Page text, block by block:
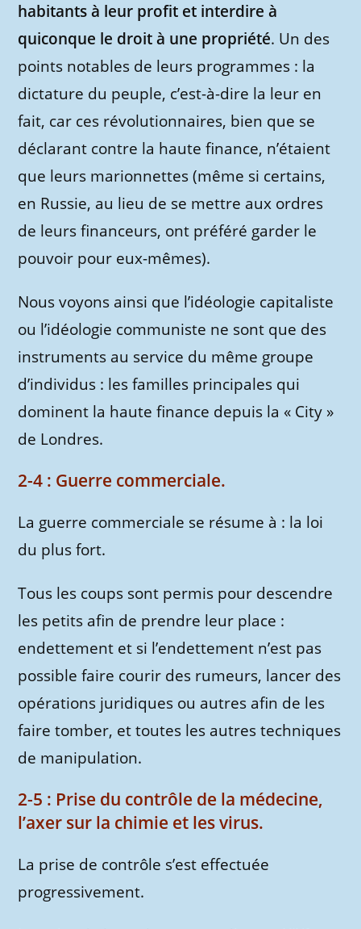
habitants à leur profit et interdire à
quiconque le droit à une propriété. Un des
points notables de leurs programmes : la
dictature du peuple, c’est-à-dire la leur en
fait, car ces révolutionnaires, bien que se
déclarant contre la haute finance, n’étaient
que leurs marionnettes (même si certains,
en Russie, au lieu de se mettre aux ordres
de leurs financeurs, ont préféré garder le
pouvoir pour eux-mêmes).
Nous voyons ainsi que l’idéologie capitaliste
ou l’idéologie communiste ne sont que des
instruments au service du même groupe
d’individus : les familles principales qui
dominent la haute finance depuis la « City »
de Londres.
2-4 : Guerre commerciale.
La guerre commerciale se résume à : la loi
du plus fort.
Tous les coups sont permis pour descendre
les petits afin de prendre leur place :
endettement et si l’endettement n’est pas
possible faire courir des rumeurs, lancer des
opérations juridiques ou autres afin de les
faire tomber, et toutes les autres techniques
de manipulation.
2-5 : Prise du contrôle de la médecine,
l’axer sur la chimie et les virus.
La prise de contrôle s’est effectuée
progressivement.